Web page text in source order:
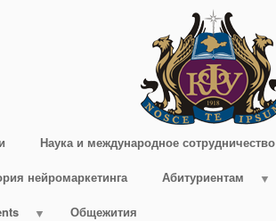
Наука и международное сотрудничество
нейромаркетинга Абитуриентам
Общежития